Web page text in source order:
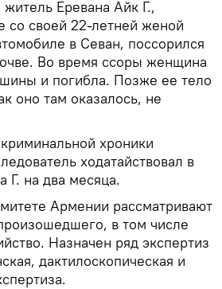
Еревана Айк Г.,
со своей 22-летней женой
в Севан, поссорился
Во время ссоры женщина
и погибла. Позже ее тело
оно там оказалось, не
хроники
ходатайствовал в
Г. на два месяца.
Армении рассматривают
в том числе
Назначен ряд экспертиз
дактилоскопическая и